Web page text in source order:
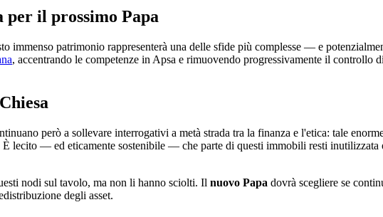
per il prossimo Papa
immenso patrimonio rappresenterà una delle sfide più complesse — e
, accentrando le competenze in Apsa e rimuovendo progressivamente il controllo
però a sollevare interrogativi a metà strada tra la finanza e l'etica: tale
È lecito — ed eticamente sostenibile — che parte di questi immobili resti inutilizzata
nodi sul tavolo, ma non li hanno sciolti. Il nuovo Papa dovrà scegliere se
degli asset.